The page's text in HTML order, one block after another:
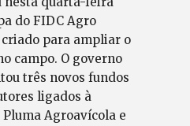
do FIDC Agro
para ampliar o
campo. O governo
três novos fundos
ligados à
Agroavícola e